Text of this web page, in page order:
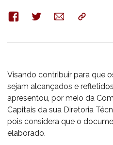
FacebookTwitterE-
mail
Copy
Visando contribuir para que
sejam alcançados e
apresentou, por meio da
Capitais da sua Diretoria
pois considera que o
elaborado.